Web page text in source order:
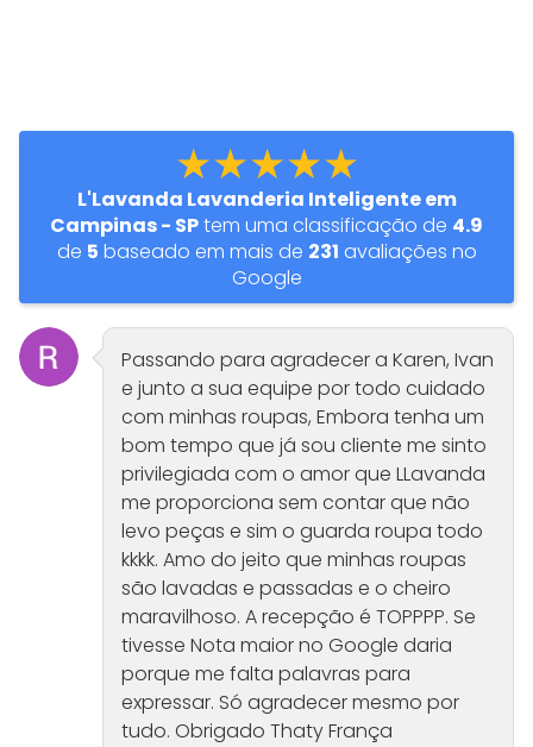
★★★★★
L'Lavanda Lavanderia Inteligente em
Campinas - SPtem uma classificação de 4.9
de 5 baseado em mais de 231 avaliações no
Google
Passando para agradecer a Karen, Ivan
e junto a sua equipe por todo cuidado
com minhas roupas, Embora tenha um
bom tempo que já sou cliente me sinto
privilegiada com o amor que LLavanda
me proporciona sem contar que não
levo peças e sim o guarda roupa todo
kkkk. Amo do jeito que minhas roupas
são lavadas e passadas e o cheiro
maravilhoso. A recepção é TOPPPP. Se
tivesse Nota maior no Google daria
porque me falta palavras para
expressar. Só agradecer mesmo por
tudo. Obrigado Thaty França